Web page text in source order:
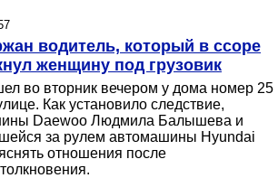
водитель, который в ссоре
женщину под грузовик
во вторник вечером у дома номер 25
Как установило следствие,
Daewoo Людмила Балышева и
за рулем автомашины Hyundai
отношения после